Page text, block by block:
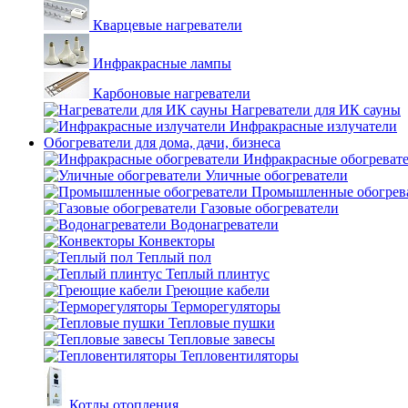
Кварцевые нагреватели
Инфракрасные лампы
Карбоновые нагреватели
Нагреватели для ИК сауны
Инфракрасные излучатели
Обогреватели для дома, дачи, бизнеса
Инфракрасные
Уличные обогреватели
Промышленные
Газовые обогреватели
Водонагреватели
Конвекторы
Теплый пол
Теплый плинтус
Греющие кабели
Терморегуляторы
Тепловые пушки
Тепловые завесы
Тепловентиляторы
Котлы отопления